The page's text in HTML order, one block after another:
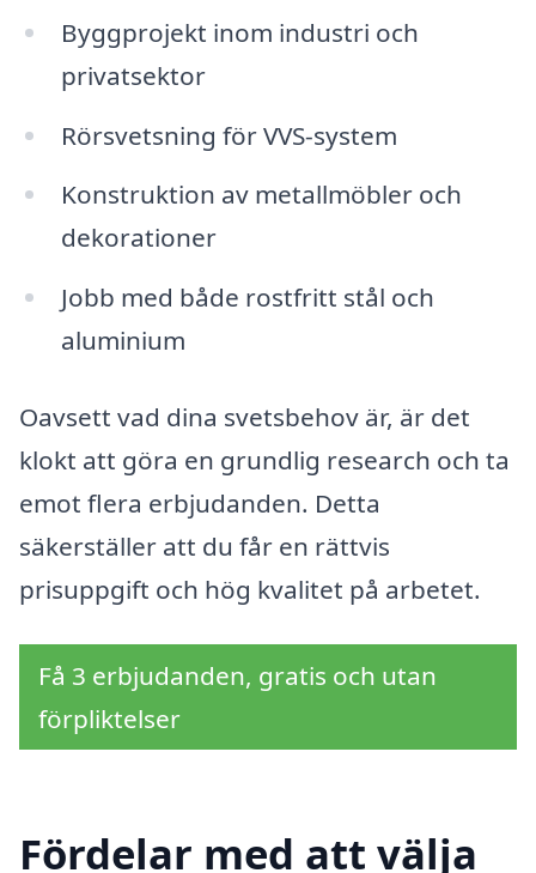
Byggprojekt inom industri och
privatsektor
Rörsvetsning för VVS-system
Konstruktion av metallmöbler och
dekorationer
Jobb med både rostfritt stål och
aluminium
Oavsett vad dina svetsbehov är, är det
klokt att göra en grundlig research och ta
emot flera erbjudanden. Detta
säkerställer att du får en rättvis
prisuppgift och hög kvalitet på arbetet.
Få 3 erbjudanden, gratis och utan
förpliktelser
Fördelar med att välja